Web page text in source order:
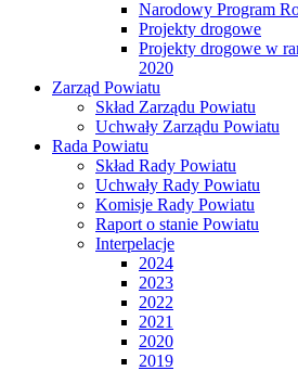
Narodowy Program
Projekty drogowe
Projekty drogowe w
2020
Zarząd Powiatu
Skład Zarządu Powiatu
Uchwały Zarządu Powiatu
Rada Powiatu
Skład Rady Powiatu
Uchwały Rady Powiatu
Komisje Rady Powiatu
Raport o stanie Powiatu
Interpelacje
2024
2023
2022
2021
2020
2019